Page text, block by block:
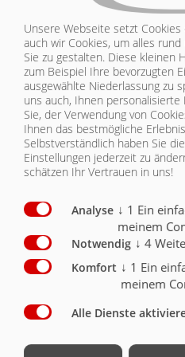
Mischvolumen und
BTS 500— Tellermischer ca. 0,5
Mischmotor 15 kW, Strombedarf
BTS 1000— Tellermischer ca. 1,0
Mischmotor 45 kW, Strombedarf
Vollautomatische Steuerung:
Platzbedarf ohne Passivlager: ca.
Mischdauer: ca. 2 Minuten pro
erwartenden Tagesvolumen ab.
mehrere Kunden mit Betonbedarf
besser aufgestellt. Für kleinere
Platzbedarf und moderatem
dasselbe – nur im anderen
Unsere Webseite setzt Cookies
auch wir Cookies, um alles
Sie zu gestalten. Diese kleinen
zum Beispiel Ihre bevorzugten
ausgewählte Niederlassung zu
uns auch, Ihnen personalisierte
Sie, der Verwendung von
Ihnen das bestmögliche
Selbstverständlich haben Sie
Einstellungen jederzeit zu
schätzen Ihr Vertrauen in uns!
Analyse ↓ 1 Ein
meinem
Notwendig ↓ 4
Komfort ↓ 1 Ein
meinem
Alle Dienste